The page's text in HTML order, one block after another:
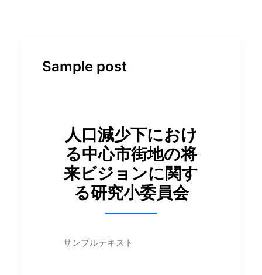
Sample post
人口減少下におけ
る中心市街地の将
来ビジョンに関す
る研究小委員会
サンプルテキスト